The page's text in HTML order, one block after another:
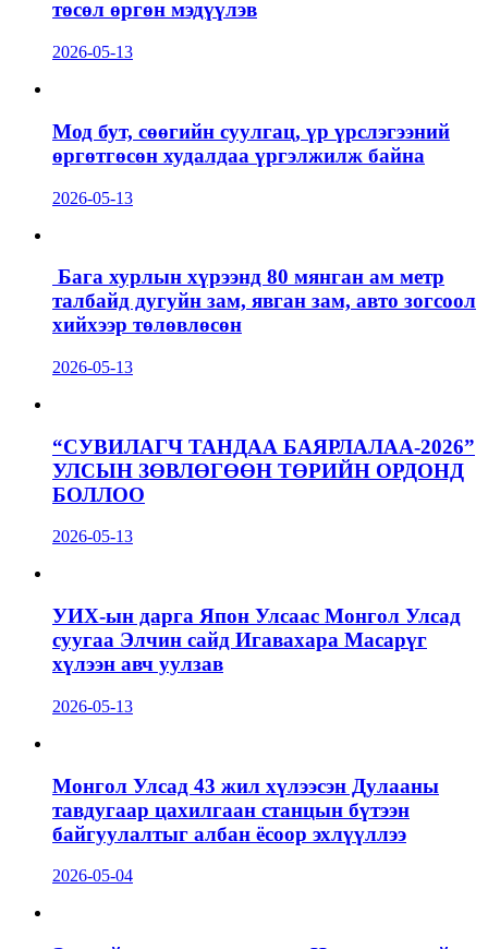
төсөл өргөн мэдүүлэв
2026-05-13
Мод бут, сөөгийн суулгац, үр үрслэгээний
өргөтгөсөн худалдаа үргэлжилж байна
2026-05-13
Бага хурлын хүрээнд 80 мянган ам метр
талбайд дугуйн зам, явган зам, авто зогсоол
хийхээр төлөвлөсөн
2026-05-13
“СУВИЛАГЧ ТАНДАА БАЯРЛАЛАА-2026”
УЛСЫН ЗӨВЛӨГӨӨН ТӨРИЙН ОРДОНД
БОЛЛОО
2026-05-13
УИХ-ын дарга Япон Улсаас Монгол Улсад
суугаа Элчин сайд Игавахара Масарүг
хүлээн авч уулзав
2026-05-13
Монгол Улсад 43 жил хүлээсэн Дулааны
тавдугаар цахилгаан станцын бүтээн
байгуулалтыг албан ёсоор эхлүүллээ
2026-05-04